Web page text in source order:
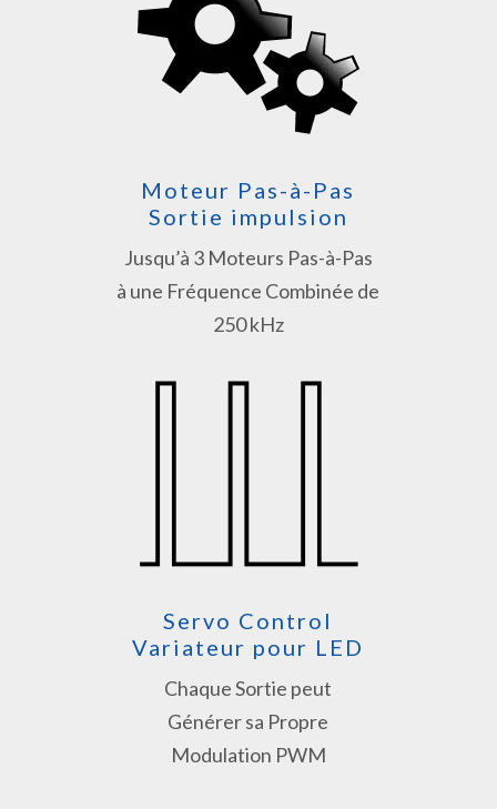
Moteur Pas-à-Pas
Sortie impulsion
Jusqu’à 3 Moteurs Pas-à-Pas
à une Fréquence Combinée de
250 kHz
Servo Control
Variateur pour LED
Chaque Sortie peut
Générer sa Propre
Modulation PWM